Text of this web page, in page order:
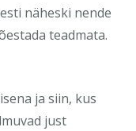
näheski nende
teadmata.
ja siin, kus
just